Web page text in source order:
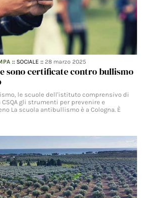
:: SOCIALE ::28 marzo 2025
sono certificate contro bullismo
le scuole dell'istituto comprensivo di
CSQA gli strumenti per prevenire e
La scuola antibullismo è a Cologna. È